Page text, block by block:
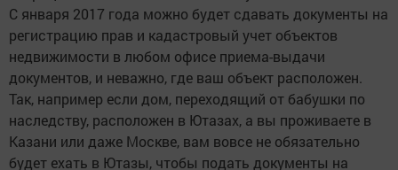
С января 2017 года можно будет сдавать документы на
регистрацию прав и кадастровый учет объектов
недвижимости в любом офисе приема-выдачи
документов, и неважно, где ваш объект расположен.
Так, например если дом, переходящий от бабушки по
наследству, расположен в Ютазах, а вы проживаете в
Казани или даже Москве, вам вовсе не обязательно
будет ехать в Ютазы, чтобы подать документы на